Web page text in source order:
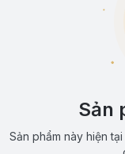
Sản
Sản phẩm này hiện